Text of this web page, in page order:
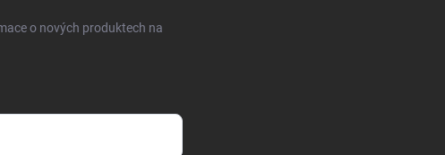
o nových produktech na